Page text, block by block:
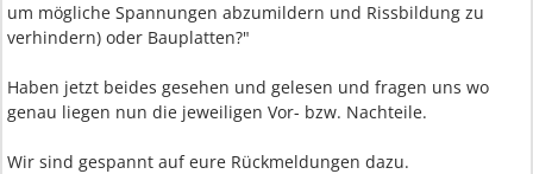
um mögliche Spannungen abzumildern und Rissbildung zu
verhindern) oder Bauplatten?"
Haben jetzt beides gesehen und gelesen und fragen uns wo
genau liegen nun die jeweiligen Vor- bzw. Nachteile.
Wir sind gespannt auf eure Rückmeldungen dazu.